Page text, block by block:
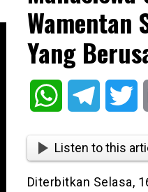
Wamentan
Yang
WhatsAppTelegram
Listen to this
Diterbitkan Selasa,